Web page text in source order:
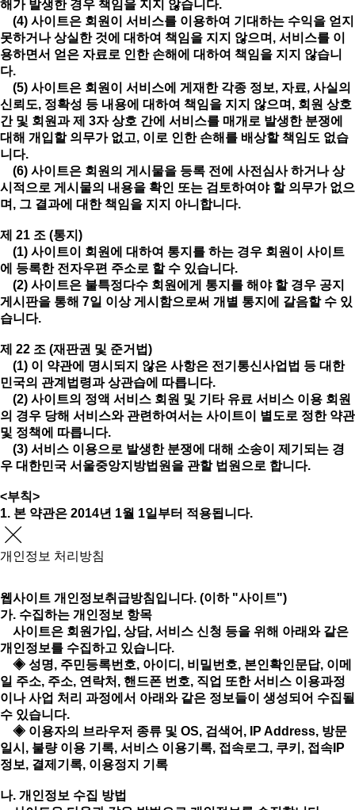
해가 발생한 경우 책임을 지지 않습니다.
(4) 사이트은 회원이 서비스를 이용하여 기대하는 수익을 얻지
못하거나 상실한 것에 대하여 책임을 지지 않으며, 서비스를 이
용하면서 얻은 자료로 인한 손해에 대하여 책임을 지지 않습니
다.
(5) 사이트은 회원이 서비스에 게재한 각종 정보, 자료, 사실의
신뢰도, 정확성 등 내용에 대하여 책임을 지지 않으며, 회원 상호
간 및 회원과 제 3자 상호 간에 서비스를 매개로 발생한 분쟁에
대해 개입할 의무가 없고, 이로 인한 손해를 배상할 책임도 없습
니다.
(6) 사이트은 회원의 게시물을 등록 전에 사전심사 하거나 상
시적으로 게시물의 내용을 확인 또는 검토하여야 할 의무가 없으
며, 그 결과에 대한 책임을 지지 아니합니다.
제 21 조 (통지)
(1) 사이트이 회원에 대하여 통지를 하는 경우 회원이 사이트
에 등록한 전자우편 주소로 할 수 있습니다.
(2) 사이트은 불특정다수 회원에게 통지를 해야 할 경우 공지
게시판을 통해 7일 이상 게시함으로써 개별 통지에 갈음할 수 있
습니다.
제 22 조 (재판권 및 준거법)
(1) 이 약관에 명시되지 않은 사항은 전기통신사업법 등 대한
민국의 관계법령과 상관습에 따릅니다.
(2) 사이트의 정액 서비스 회원 및 기타 유료 서비스 이용 회원
의 경우 당해 서비스와 관련하여서는 사이트이 별도로 정한 약관
및 정책에 따릅니다.
(3) 서비스 이용으로 발생한 분쟁에 대해 소송이 제기되는 경
우 대한민국 서울중앙지방법원을 관할 법원으로 합니다.
<부칙>
1. 본 약관은 2014년 1월 1일부터 적용됩니다.
개인정보 처리방침
웹사이트 개인정보취급방침입니다. (이하 "사이트")
가. 수집하는 개인정보 항목
사이트은 회원가입, 상담, 서비스 신청 등을 위해 아래와 같은
개인정보를 수집하고 있습니다.
◈ 성명, 주민등록번호, 아이디, 비밀번호, 본인확인문답, 이메
일 주소, 주소, 연락처, 핸드폰 번호, 직업 또한 서비스 이용과정
이나 사업 처리 과정에서 아래와 같은 정보들이 생성되어 수집될
수 있습니다.
◈ 이용자의 브라우저 종류 및 OS, 검색어, IP Address, 방문
일시, 불량 이용 기록, 서비스 이용기록, 접속로그, 쿠키, 접속IP
정보, 결제기록, 이용정지 기록
나. 개인정보 수집 방법